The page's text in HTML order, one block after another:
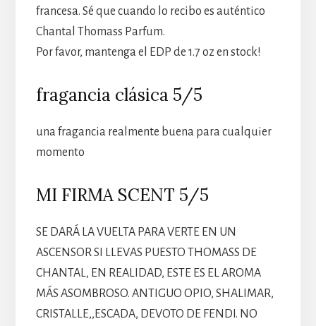
francesa. Sé que cuando lo recibo es auténtico
Chantal Thomass Parfum.
Por favor, mantenga el EDP de 1.7 oz en stock!
fragancia clásica 5/5
una fragancia realmente buena para cualquier
momento
MI FIRMA SCENT 5/5
SE DARÁ LA VUELTA PARA VERTE EN UN
ASCENSOR SI LLEVAS PUESTO THOMASS DE
CHANTAL, EN REALIDAD, ESTE ES EL AROMA
MÁS ASOMBROSO. ANTIGUO OPIO, SHALIMAR,
CRISTALLE,,ESCADA, DEVOTO DE FENDI. NO